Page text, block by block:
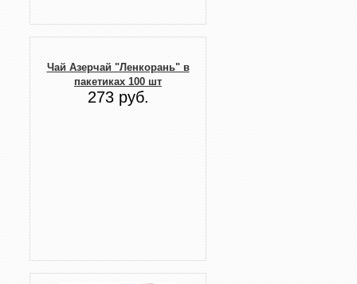
Чай Азерчай "Ленкорань" в
пакетиках 100 шт
273 руб.